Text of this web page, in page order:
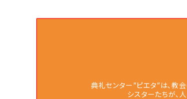
典礼センター”ピエタ”は、教
シスターたちが、